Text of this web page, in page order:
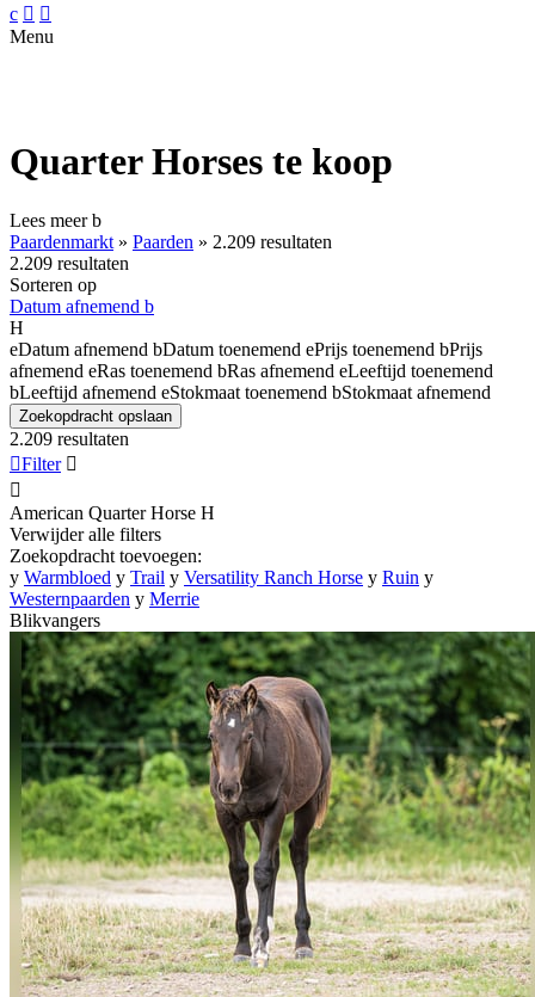
c  
Menu
Quarter Horses te koop
Lees meerb
Paardenmarkt » Paarden » 2.209 resultaten
2.209 resultaten
Sorteren op
Datum afnemend b
H
eDatum afnemend bDatum toenemend ePrijs toenemend bPrijs
afnemend eRas toenemend bRas afnemend eLeeftijd toenemend
bLeeftijd afnemend eStokmaat toenemend bStokmaat afnemend
Zoekopdracht opslaan
2.209 resultaten
Filter 

American Quarter Horse H
Verwijder alle filters
Zoekopdracht toevoegen:
y Warmbloed y Trail y Versatility Ranch Horse y Ruin y
Westernpaarden y Merrie
Blikvangers